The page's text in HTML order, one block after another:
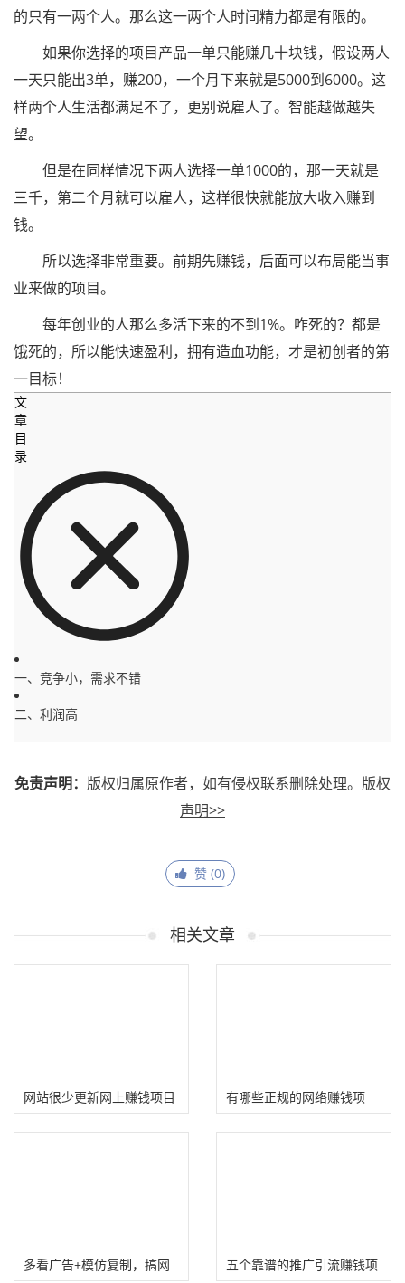
的只有一两个人。那么这一两个人时间精力都是有限的。
如果你选择的项目产品一单只能赚几十块钱，假设两人
一天只能出3单，赚200，一个月下来就是5000到6000。这
样两个人生活都满足不了，更别说雇人了。智能越做越失
望。
但是在同样情况下两人选择一单1000的，那一天就是
三千，第二个月就可以雇人，这样很快就能放大收入赚到
钱。
所以选择非常重要。前期先赚钱，后面可以布局能当事
业来做的项目。
每年创业的人那么多活下来的不到1%。咋死的？都是
饿死的，所以能快速盈利，拥有造血功能，才是初创者的第
一目标！
文
章
目
录
一、竞争小，需求不错
二、利润高
免责声明： 版权归属原作者，如有侵权联系删除处理。 版权
声明>>
赞 (0)
相关文章
网站很少更新网上赚钱项目
了
有哪些正规的网络赚钱项
目?
多看广告+模仿复制，搞网 五个靠谱的推广引流赚钱项